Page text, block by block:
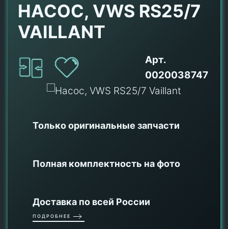
НАСОС, VWS RS25/7
VAILLANT
Арт.
0020038747
Только оригинальные запчасти
Полная комплектность на фото
Доставка по всей России
ПОДРОБНЕЕ